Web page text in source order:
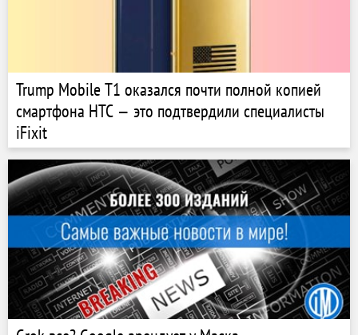
Trump Mobile T1 оказался почти полной копией
смартфона HTC — это подтвердили специалисты
iFixit